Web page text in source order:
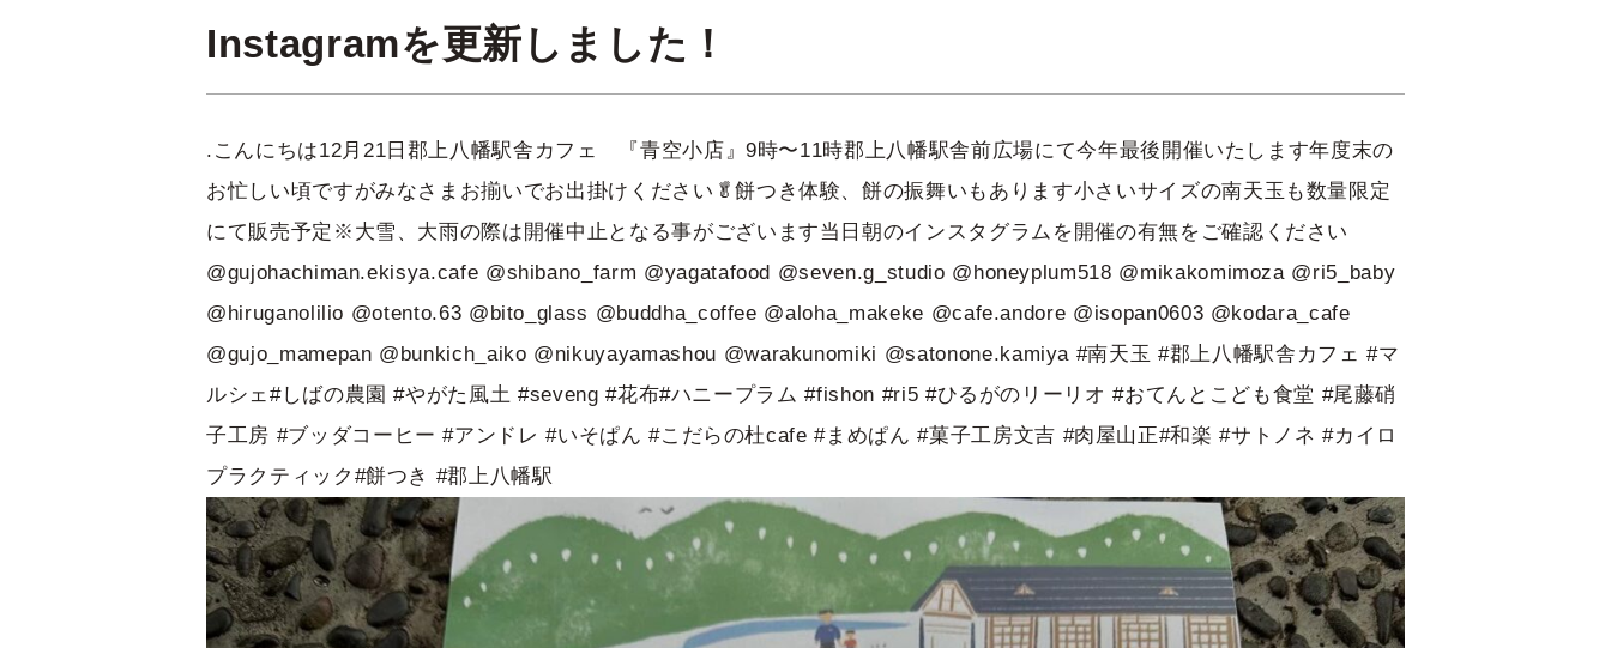
Instagramを更新しました！
.こんにちは12月21日郡上八幡駅舎カフェ 『青空小店』9時〜11時郡上八幡駅舎前広場にて今年最後️開催いたします年度末の
お忙しい頃ですがみなさまお揃いでお出掛けください🥬餅つき体験、餅の振舞いもあります小さいサイズの南天玉も数量限定
にて販売予定※大雪、大雨の際は開催中止となる事がございます当日朝のインスタグラムを開催の有無をご確認ください
@gujohachiman.ekisya.cafe @shibano_farm @yagatafood @seven.g_studio @honeyplum518 @mikakomimoza @ri5_baby
@hiruganolilio @otento.63 @bito_glass @buddha_coffee @aloha_makeke @cafe.andore @isopan0603 @kodara_cafe
@gujo_mamepan @bunkich_aiko @nikuyayamashou @warakunomiki @satonone.kamiya #南天玉 #郡上八幡駅舎カフェ #マ
ルシェ#しばの農園 #やがた風土 #seveng #花布#ハニープラム #fishon #ri5 #ひるがのリーリオ #おてんとこども食堂 #尾藤硝
子工房 #ブッダコーヒー #アンドレ #いそぱん #こだらの杜cafe #まめぱん #菓子工房文吉 #肉屋山正#和楽 #サトノネ #カイロ
プラクティック#餅つき #郡上八幡駅